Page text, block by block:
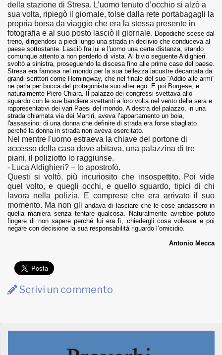
della stazione di Stresa. L’uomo tenuto d’occhio si alzò a
sua volta, ripiegò il giornale, tolse dalla rete portabagagli la
propria borsa da viaggio che era la stessa presente in
fotografia e al suo posto lasciò il giornale. Dopodiché scese dal
treno, dirigendosi a piedi lungo una strada in declivio che conduceva al
paese sottostante. Lasciò fra lui e l'uomo una certa distanza, stando
comunque attento a non perderlo di vista. Al bivio seguente Aldighieri
svoltò a sinistra, proseguendo la discesa fino alle prime case del paese.
Stresa era famosa nel mondo per la sua bellezza lacustre decantata da
grandi scrittori come Hemingway, che nel finale del suo “Addio alle armi”
ne parla per bocca del protagonista suo alter ego. E poi Borgese, e
naturalmente Piero Chiara. Il palazzo dei congressi svettava allo
sguardo con le sue bandiere svettanti a loro volta nel vento della sera e
rappresentativi dei vari Paesi del mondo. A destra del palazzo, in una
strada chiamata via dei Martiri, aveva l’appartamento un boia,
l'assassino: di una donna che definire di strada era forse sbagliato
perché la donna in strada non aveva esercitato.
Nel mentre l'uomo estraeva la chiave del portone di
accesso della casa dove abitava, una palazzina di tre
piani, il poliziotto lo raggiunse.
- Luca Aldighieri? – lo apostrofò.
Questi si voltò, più incuriosito che insospettito. Poi vide
quel volto, e quegli occhi, e quello sguardo, tipici di chi
lavora nella polizia. E comprese che era arrivato il suo
momento. Ma non gliandava di lasciare che le cose andassero in
quella maniera senza tentare qualcosa. Naturalmente avrebbe potuto
fingere di non sapere perché lui era lì, chiedergli cosa volesse e poi
negare con decisione la sua responsabilità riguardo l’omicidio.
Antonio Mecca
Scrivi un commento